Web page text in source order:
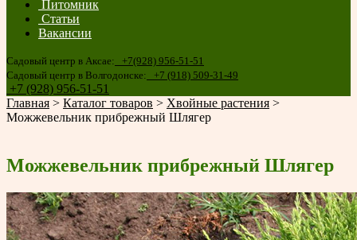
Питомник
Статьи
Вакансии
Садовый центр в Аксае:
+7(928) 956-51-51
Садовый центр в Волгодонске:
+7 (918) 509-31-49
+7 (928) 956-51-51
Главная > Каталог товаров > Хвойные растения >
Можжевельник прибрежный Шлягер
Можжевельник прибрежный Шлягер